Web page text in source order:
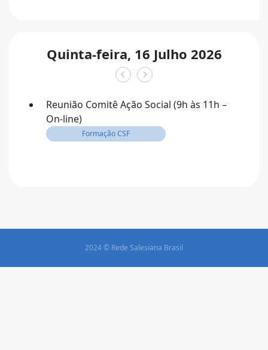
Quinta-feira, 16 Julho 2026
Reunião Comitê Ação Social (9h às 11h –
On-line)
Formação CSF
2024 © Rede Salesiana Brasil